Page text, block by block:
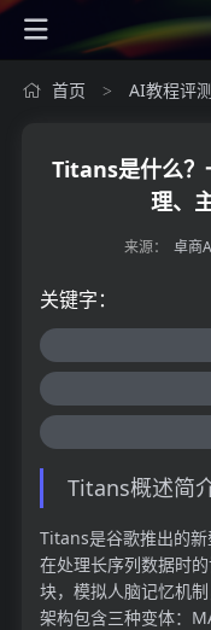
首页 > AI教程评测
Titans是什么
理、
来源： 卓商
关键字：
Titans概述简
Titans是谷歌推出的
在处理长序列数据时
块，模拟人脑记忆机
架构包含三种变体：